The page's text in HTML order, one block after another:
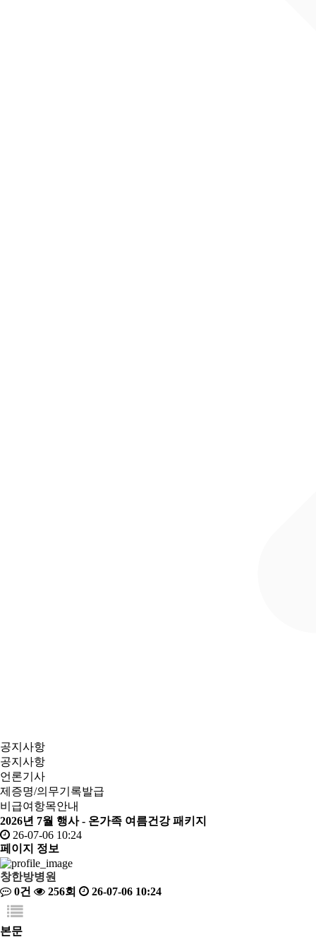
공지사항
공지사항
언론기사
제증명/의무기록발급
비급여항목안내
2026년 7월 행사 - 온가족 여름건강 패키지
26-07-06 10:24
페이지 정보
창한방병원
0건
256회 26-07-06 10:24
본문